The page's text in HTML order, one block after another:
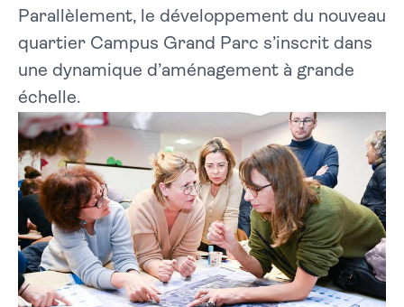
Parallèlement, le développement du nouveau
quartier Campus Grand Parc s’inscrit dans
une dynamique d’aménagement à grande
échelle.